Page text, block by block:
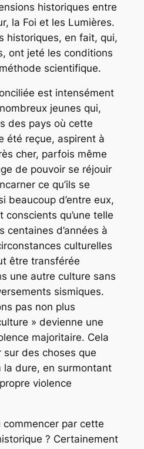
historiques entre
la Foi et les Lumières.
historiques, en fait, qui,
ont jeté les conditions
scientifique.
est intensément
jeunes qui,
des pays où cette
été reçue, aspirent à
cher, parfois même
de pouvoir se réjouir
ce qu’ils se
beaucoup d’entre eux,
conscients qu’une telle
centaines d’années à
culturelles
être transférée
une autre culture sans
sismiques.
pas non plus
» devienne une
majoritaire. Cela
des choses que
la dure, en surmontant
violence
par cette
? Certainement